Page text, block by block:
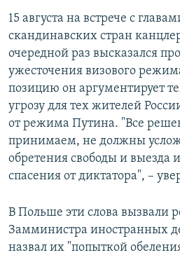
15 августа на встрече с
скандинавских стран
очередной раз высказался
ужесточения визового
позицию он аргументирует
угрозу для тех жителей
от режима Путина. "Все
принимаем, не должны
обретения свободы и выезда
спасения от диктатора", –
В Польше эти слова вызвали
Замминистра иностранных
назвал их "попыткой